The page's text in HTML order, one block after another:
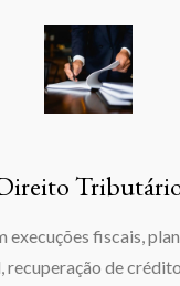
execuções fiscais,
recuperação de